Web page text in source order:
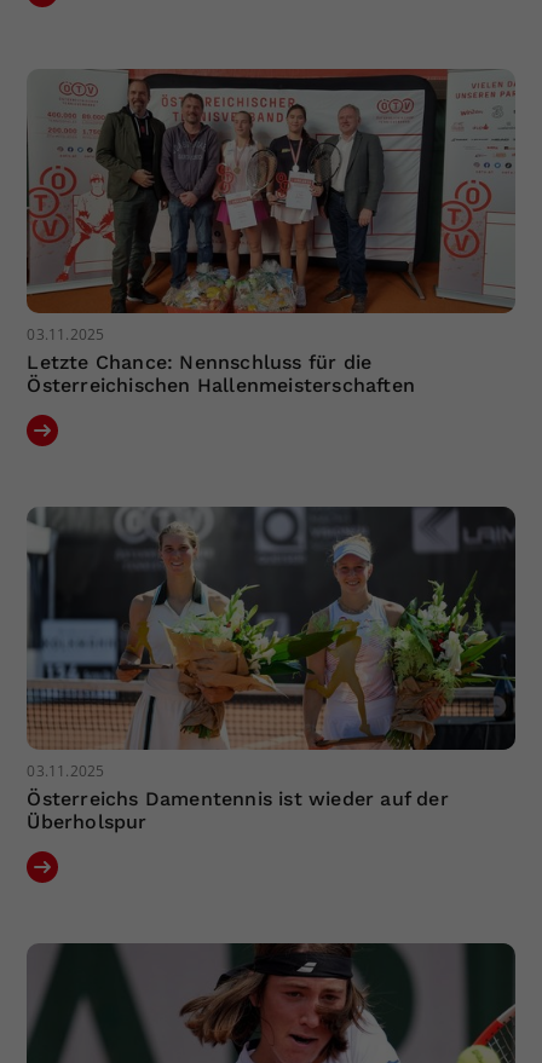
03.11.2025
Letzte Chance: Nennschluss für die
Österreichischen Hallenmeisterschaften
03.11.2025
Österreichs Damentennis ist wieder auf der
Überholspur